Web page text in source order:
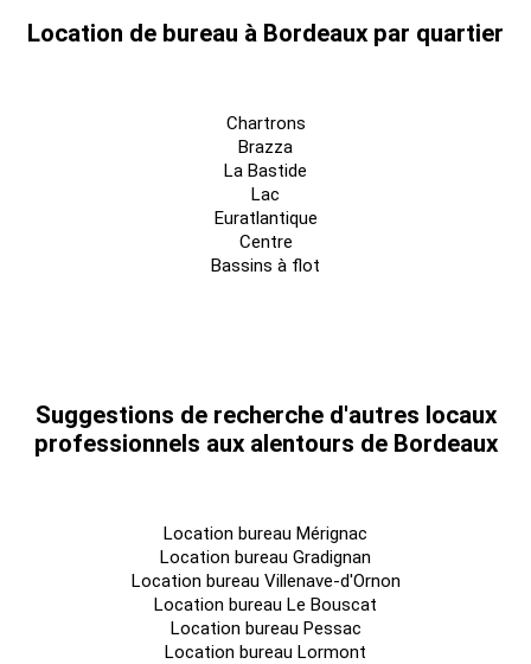
Location de bureau à Bordeaux par quartier
Chartrons
Brazza
La Bastide
Lac
Euratlantique
Centre
Bassins à flot
Suggestions de recherche d'autres locaux
professionnels aux alentours de Bordeaux
Location bureau Mérignac
Location bureau Gradignan
Location bureau Villenave-d'Ornon
Location bureau Le Bouscat
Location bureau Pessac
Location bureau Lormont